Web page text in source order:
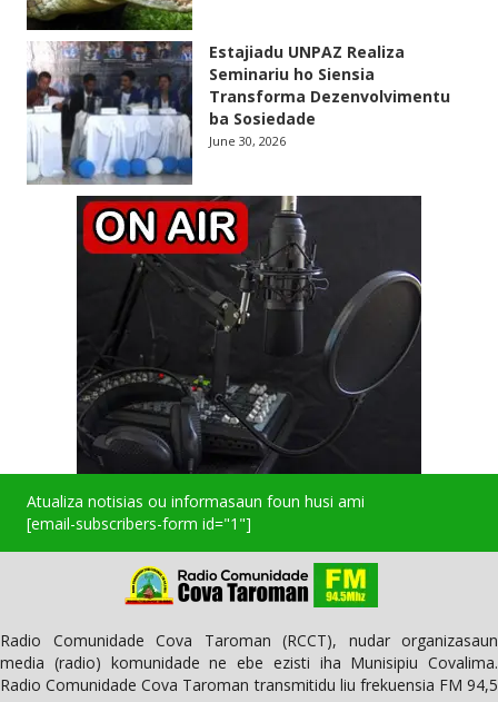
Estajiadu UNPAZ Realiza
Seminariu ho Siensia
Transforma Dezenvolvimentu
ba Sosiedade
June 30, 2026
Atualiza notisias ou informasaun foun husi ami
[email-subscribers-form id="1"]
Radio Comunidade Cova Taroman (RCCT), nudar organizasaun
media (radio) komunidade ne ebe ezisti iha Munisipiu Covalima.
Radio Comunidade Cova Taroman transmitidu liu frekuensia FM 94,5